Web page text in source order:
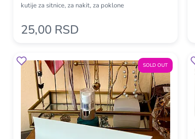
kutije za sitnice, za nakit, za poklone
25,00 RSD
SOLD OUT